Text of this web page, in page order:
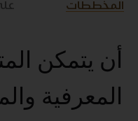
المخططات
أن يتمكن
المعرفية